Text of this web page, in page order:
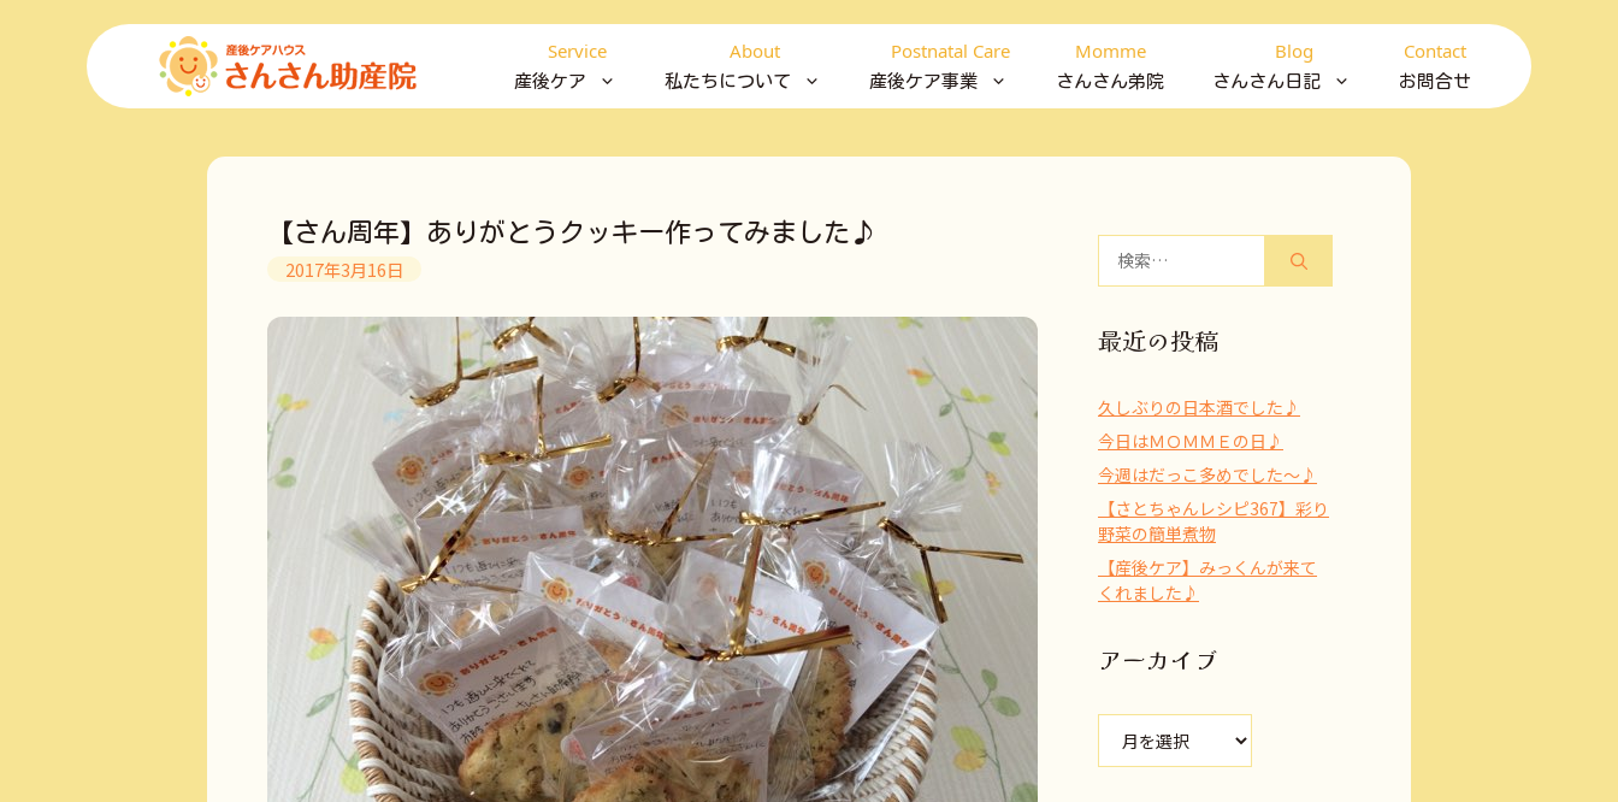
Service
産後ケア
About
私たちについて
Postnatal Care
産後ケア事業
Momme
さんさん弟院
Blog
さんさん日記
Contact
お問合せ
【さん周年】ありがとうクッキー作ってみました♪
2017年3月16日
最近の投稿
久しぶりの日本酒でした♪
今日はＭＯＭＭＥの日♪
今週はだっこ多めでした～♪
【さとちゃんレシピ367】彩り
野菜の簡単煮物
【産後ケア】みっくんが来て
くれました♪
アーカイブ